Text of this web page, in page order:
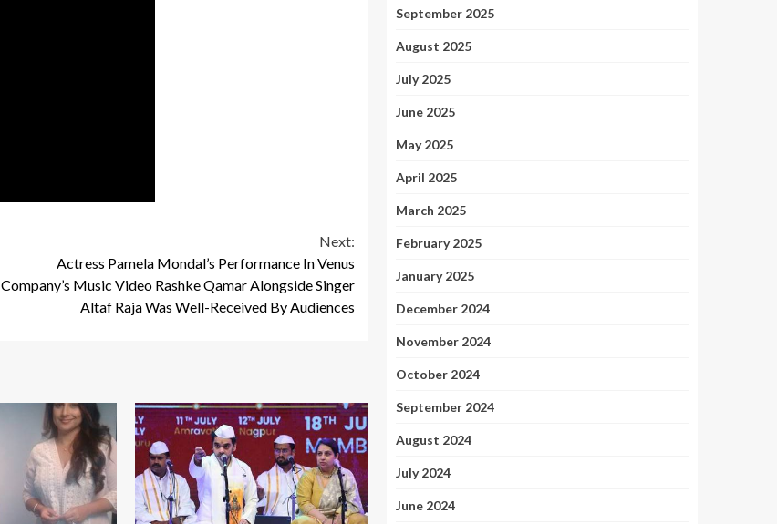
Next:
Actress Pamela Mondal’s Performance In Venus
Company’s Music Video Rashke Qamar Alongside Singer
Altaf Raja Was Well-Received By Audiences
September 2025
August 2025
July 2025
June 2025
May 2025
April 2025
March 2025
February 2025
January 2025
December 2024
November 2024
October 2024
September 2024
August 2024
July 2024
June 2024